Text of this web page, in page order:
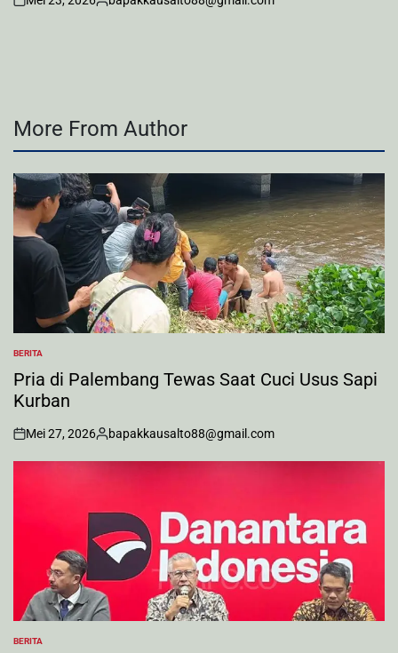
on
Posted
More From Author
POSTED
IN
BERITA
Pria di Palembang Tewas Saat Cuci Usus Sapi
Kurban
on
Mei 27, 2026
Posted
by
bapakkausalto88@gmail.com
POSTED
BERITA